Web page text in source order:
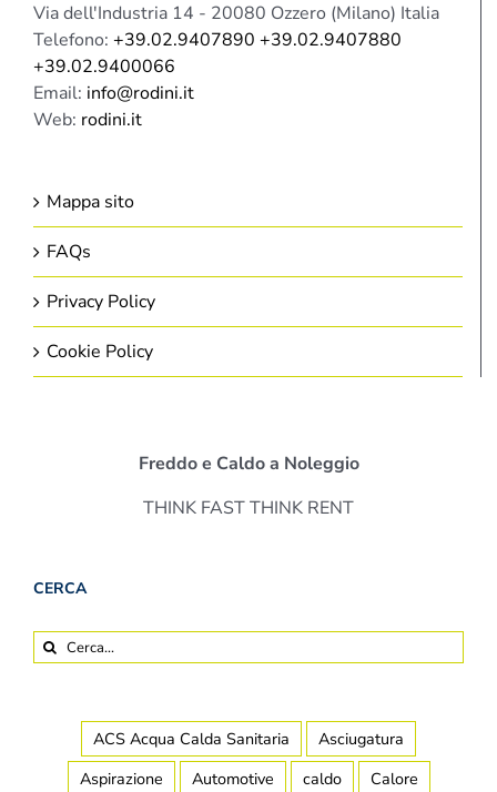
Via dell'Industria 14 - 20080 Ozzero (Milano) Italia
Telefono: +39.02.9407890 +39.02.9407880
+39.02.9400066
Email: info@rodini.it
Web: rodini.it
Mappa sito
FAQs
Privacy Policy
Cookie Policy
Freddo e Caldo a Noleggio
THINK FAST THINK RENT
CERCA
Cerca
per:
ACS Acqua Calda Sanitaria
Asciugatura
Aspirazione
Automotive caldo
Calore